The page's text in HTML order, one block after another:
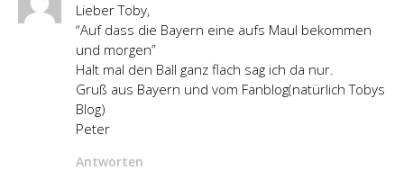
Lieber Toby,
“Auf dass die Bayern eine aufs Maul bekommen
und morgen”
Halt mal den Ball ganz flach sag ich da nur.
Gruß aus Bayern und vom Fanblog(natürlich Tobys
Blog)
Peter
Antworten